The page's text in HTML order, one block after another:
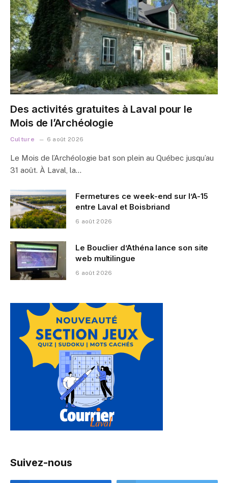
Des activités gratuites à Laval pour le
Mois de l’Archéologie
Culture 6 août 2026
Le Mois de l’Archéologie bat son plein au Québec jusqu’au
31 août. À Laval, la…
Fermetures ce week-end sur l’A-15
entre Laval et Boisbriand
6 août 2026
Le Bouclier d’Athéna lance son site
web multilingue
6 août 2026
Suivez-nous